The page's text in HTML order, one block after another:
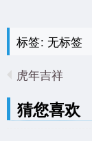
标签: 无标签
虎年吉祥
猜您喜欢